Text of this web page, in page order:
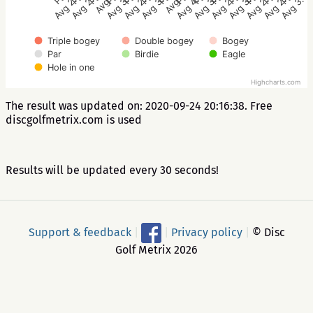
Triple bogey Double bogey
Bogey
Par
Birdie
Eagle
Hole in one
Highcharts.com
The result was updated on: 2020-09-24 20:16:38. Free
discgolfmetrix.com is used
Results will be updated every 30 seconds!
Support & feedback Privacy policy
© Disc
Golf Metrix 2026